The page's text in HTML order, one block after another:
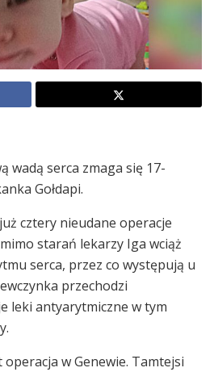
wadą serca zmaga się 17-
Gołdapi.
cztery nieudane operacje
starań lekarzy Iga wciąż
serca, przez co występują u
przechodzi
leki antyarytmiczne w tym
w Genewie. Tamtejsi